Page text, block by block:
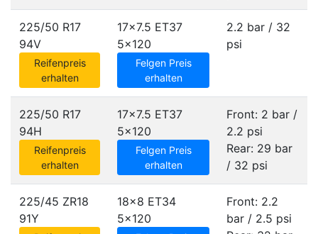
225/50 R17
94V
Reifenpreis
erhalten
17x7.5 ET37
5x120
Felgen Preis
erhalten
2.2 bar / 32
psi
225/50 R17
94H
Reifenpreis
erhalten
17x7.5 ET37
5x120
Felgen Preis
erhalten
Front: 2 bar /
2.2 psi
Rear: 29 bar
/ 32 psi
225/45 ZR18
91Y
18x8 ET34
5x120
Front: 2.2
bar / 2.5 psi